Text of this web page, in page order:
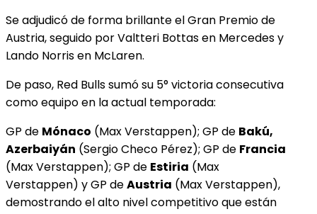
Se adjudicó de forma brillante el Gran Premio de
Austria, seguido por Valtteri Bottas en Mercedes y
Lando Norris en McLaren.
De paso, Red Bulls sumó su 5° victoria consecutiva
como equipo en la actual temporada:
GP de Mónaco (Max Verstappen); GP de Bakú,
Azerbaiyán (Sergio Checo Pérez); GP de Francia
(Max Verstappen); GP de Estiria (Max
Verstappen) y GP deAustria (Max Verstappen),
demostrando el alto nivel competitivo que están